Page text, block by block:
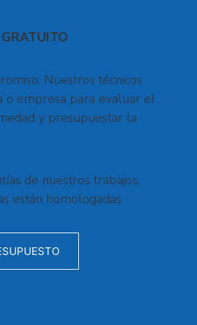
Nuestros técnicos
o empresa para evaluar el
y presupuestar la
de nuestros trabajos,
están homologadas